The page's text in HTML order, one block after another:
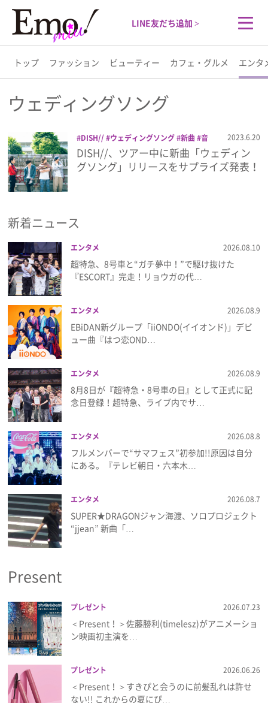
LINE友だち追加 >
トップ ファッション ビューティー カフェ・グルメ エンタ
トップ
ファッション
ビューティー
カフェ・グルメ
エンタメ
ライフスタイル
プレゼント
インタビュー
フィルム
Emoメン
ランキング
Emo!miuとは？
免責事項
プライバシーポリシー
利用規約
お問い合わせ
ウェディングソング
DISH// ウェディングソング 新曲
音
楽
2023.6.20
DISH//、ツアー中に新曲「ウェディン
グソング」リリースをサプライズ発表！
新着ニュース
エンタメ 2026.08.10
超特急、8号車と“ガチ夢中！”で駆け抜けた
『ESCORT』完走！リョウガの代…
エンタメ 2026.08.9
EBiDAN新グループ「iiONDO(イイオンド)」デビ
ュー曲『はつ恋OND…
エンタメ 2026.08.9
8月8日が『超特急・8号車の日』として正式に記
念日登録！超特急、ライブ内でサ…
エンタメ 2026.08.8
フルメンバーで“サマフェス”初参加!!原因は自分
にある。『テレビ朝日・六本木…
エンタメ 2026.08.7
SUPER★DRAGONジャン海渡、ソロプロジェクト
“jjean” 新曲「…
Present
プレゼント 2026.07.23
＜Present！＞佐藤勝利(timelesz)がアニメーショ
ン映画初主演を…
プレゼント 2026.06.26
＜Present！＞すきぴと会うのに前髪乱れは許せ
ない!! これからの夏にぴ…